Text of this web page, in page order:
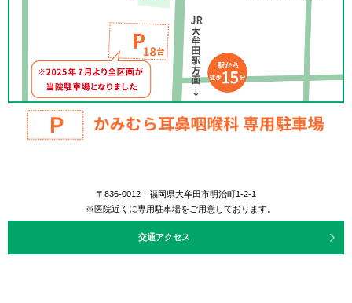
〒836-0012 福岡県大牟田市明治町1-2-1
※医院近くに専用駐車場をご用意しております。
交通アクセス